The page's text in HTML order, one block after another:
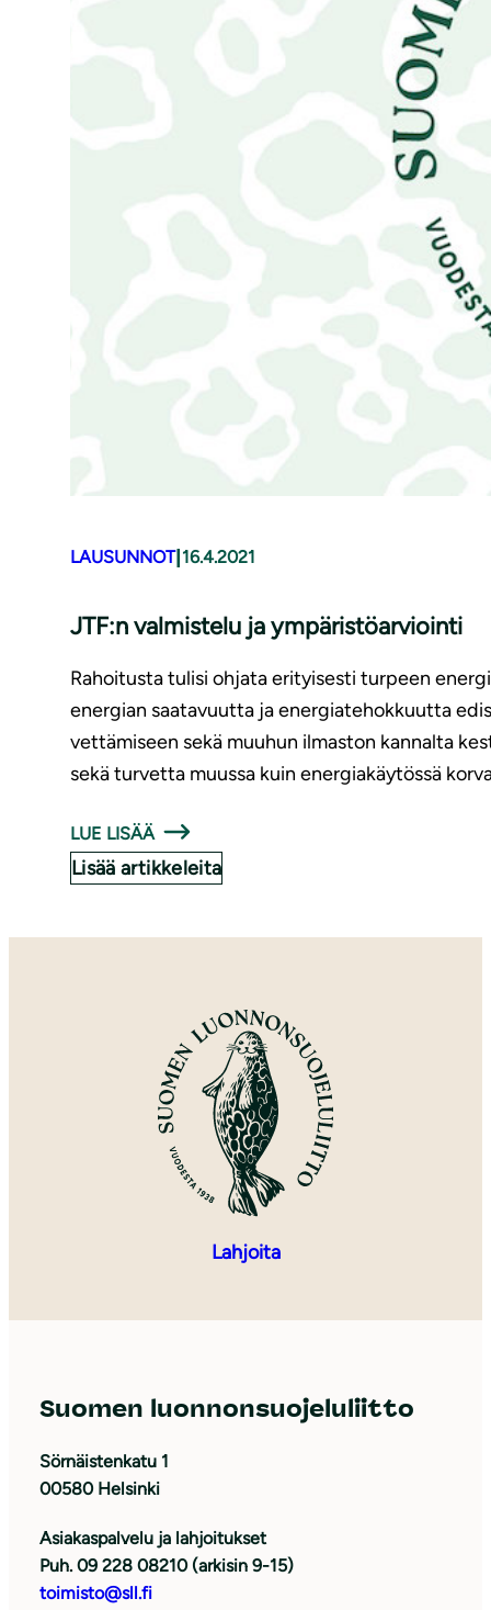
LAUSUNNOT| 16.4.2021
JTF:n valmistelu ja ym­pä­ris­tö­ar­vioin­ti
Rahoitusta tulisi ohjata erityisesti turpeen
energian saatavuutta ja energiatehokkuutta
vettämiseen sekä muuhun ilmaston kannalta
sekä turvetta muussa kuin energiakäytössä
LUE LISÄÄ
Lisää artikkeleita
Lahjoita
Suomen luonnonsuojeluliitto
Sörnäistenkatu 1
00580 Helsinki
Asiakaspalvelu ja lahjoitukset
Puh. 09 228 08210 (arkisin 9-15)
toimisto@sll.fi